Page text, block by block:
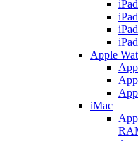
Apple
iMac